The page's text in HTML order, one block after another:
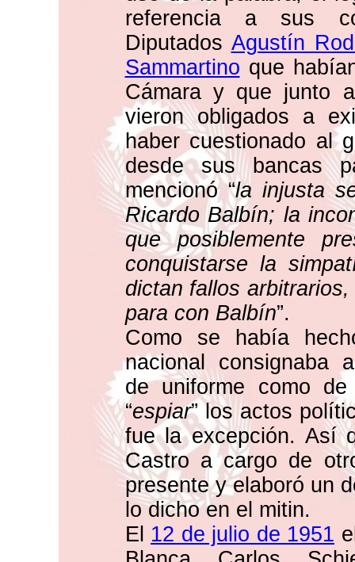
referencia a sus
Diputados Agustín
Sammartino que
Cámara y que junto
vieron obligados a
haber cuestionado al
desde sus bancas
mencionó “la injusta
Ricardo Balbín; la
que posiblemente
conquistarse la
dictan fallos
para con Balbín”.
Como se había
nacional consignaba
de uniforme como
“espiar” los actos
fue la excepción. Así
Castro a cargo de
presente y elaboró un
lo dicho en el mitin.
El 12 de julio de 1951